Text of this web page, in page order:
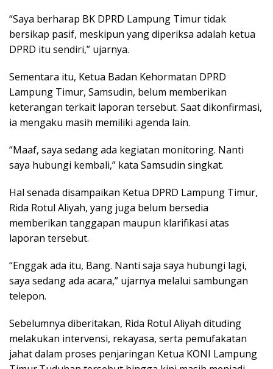
“Saya berharap BK DPRD Lampung Timur tidak
bersikap pasif, meskipun yang diperiksa adalah ketua
DPRD itu sendiri,” ujarnya.
Sementara itu, Ketua Badan Kehormatan DPRD
Lampung Timur, Samsudin, belum memberikan
keterangan terkait laporan tersebut. Saat dikonfirmasi,
ia mengaku masih memiliki agenda lain.
“Maaf, saya sedang ada kegiatan monitoring. Nanti
saya hubungi kembali,” kata Samsudin singkat.
Hal senada disampaikan Ketua DPRD Lampung Timur,
Rida Rotul Aliyah, yang juga belum bersedia
memberikan tanggapan maupun klarifikasi atas
laporan tersebut.
“Enggak ada itu, Bang. Nanti saja saya hubungi lagi,
saya sedang ada acara,” ujarnya melalui sambungan
telepon.
Sebelumnya diberitakan, Rida Rotul Aliyah dituding
melakukan intervensi, rekayasa, serta pemufakatan
jahat dalam proses penjaringan Ketua KONI Lampung